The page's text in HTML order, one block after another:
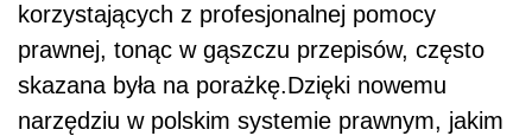
korzystających z profesjonalnej pomocy
prawnej, tonąc w gąszczu przepisów, często
skazana była na porażkę.Dzięki nowemu
narzędziu w polskim systemie prawnym, jakim